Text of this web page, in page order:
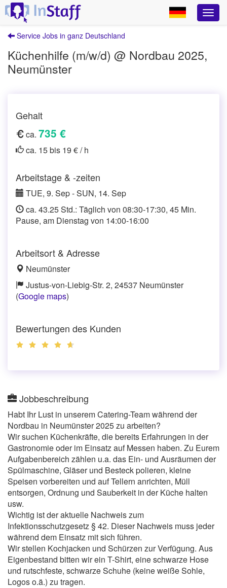
Service Jobs in ganz Deutschland
Küchenhilfe (m/w/d) @ Nordbau 2025,
Neumünster
Gehalt
ca. 735 €
ca. 15 bis 19 € / h
Arbeitstage & -zeiten
TUE, 9. Sep - SUN, 14. Sep
ca. 43.25 Std.: Täglich von 08:30-17:30, 45 Min.
Pause, am Dienstag von 14:00-16:00
Arbeitsort & Adresse
Neumünster
Justus-von-Liebig-Str. 2, 24537 Neumünster
(Google maps)
Bewertungen des Kunden
Jobbeschreibung
Habt Ihr Lust in unserem Catering-Team während der
Nordbau in Neumünster 2025 zu arbeiten?
Wir suchen Küchenkräfte, die bereits Erfahrungen in der
Gastronomie oder im Einsatz auf Messen haben. Zu Eurem
Aufgabenbereich zählen u.a. das Ein- und Ausräumen der
Spülmaschine, Gläser und Besteck polieren, kleine
Speisen vorbereiten und auf Tellern anrichten, Müll
entsorgen, Ordnung und Sauberkeit in der Küche halten
usw.
Wichtig ist der aktuelle Nachweis zum
Infektionsschutzgesetz § 42. Dieser Nachweis muss jeder
während dem Einsatz mit sich führen.
Wir stellen Kochjacken und Schürzen zur Verfügung. Aus
Eigenbestand bitten wir ein T-Shirt, eine schwarze Hose
und rutschfeste, schwarze Schuhe (keine weiße Sohle,
Logos o.ä.) zu tragen.